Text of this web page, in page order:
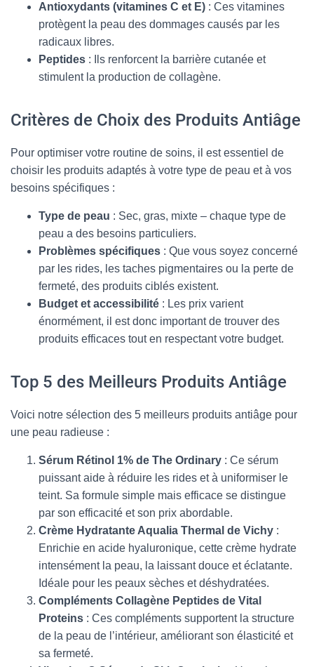
Antioxydants (vitamines C et E) : Ces vitamines
protègent la peau des dommages causés par les
radicaux libres.
Peptides : Ils renforcent la barrière cutanée et
stimulent la production de collagène.
Critères de Choix des Produits Antiâge
Pour optimiser votre routine de soins, il est essentiel de
choisir les produits adaptés à votre type de peau et à vos
besoins spécifiques :
Type de peau : Sec, gras, mixte – chaque type de
peau a des besoins particuliers.
Problèmes spécifiques : Que vous soyez concerné
par les rides, les taches pigmentaires ou la perte de
fermeté, des produits ciblés existent.
Budget et accessibilité : Les prix varient
énormément, il est donc important de trouver des
produits efficaces tout en respectant votre budget.
Top 5 des Meilleurs Produits Antiâge
Voici notre sélection des 5 meilleurs produits antiâge pour
une peau radieuse :
Sérum Rétinol 1% de The Ordinary : Ce sérum
puissant aide à réduire les rides et à uniformiser le
teint. Sa formule simple mais efficace se distingue
par son efficacité et son prix abordable.
Crème Hydratante Aqualia Thermal de Vichy :
Enrichie en acide hyaluronique, cette crème hydrate
intensément la peau, la laissant douce et éclatante.
Idéale pour les peaux sèches et déshydratées.
Compléments Collagène Peptides de Vital
Proteins : Ces compléments supportent la structure
de la peau de l’intérieur, améliorant son élasticité et
sa fermeté.